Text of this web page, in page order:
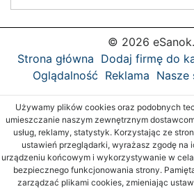
© 2026
Strona główna Dodaj firmę do
Oglądalność Reklama Nasze
Używamy plików cookies oraz podobnych
umieszczanie naszym zewnętrznym
usług, reklamy, statystyk. Korzystając ze
ustawień przeglądarki, wyrażasz zgodę na
urządzeniu końcowym i wykorzystywanie w
bezpiecznego funkcjonowania strony.
zarządzać plikami cookies, zmieniając